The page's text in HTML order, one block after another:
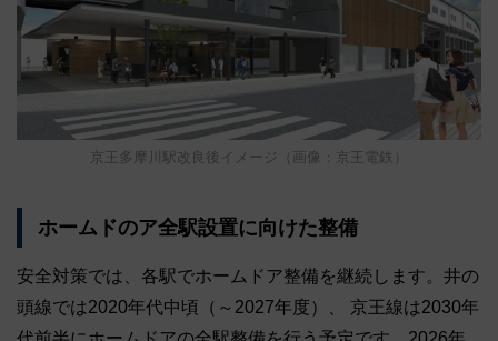
京王多摩川駅改良後イメージ（画像：京王電鉄）
ホームドのア全駅設置に向けた整備
安全対策では、各駅でホームドア整備を継続します。井の
頭線では2020年代中頃（～2027年度）、 京王線は2030年